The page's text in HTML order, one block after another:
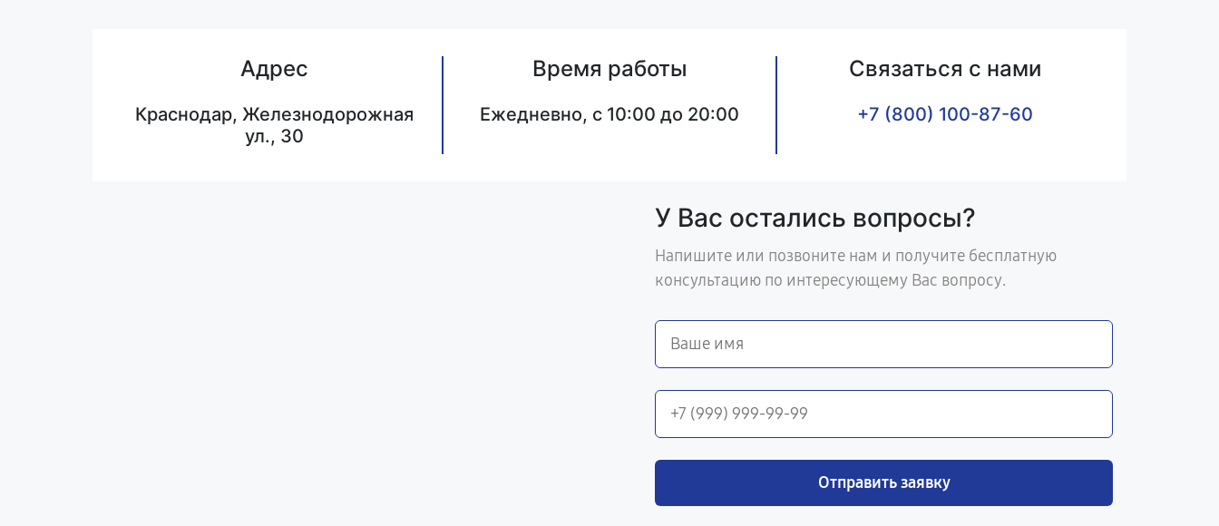
Адрес
Краснодар, Железнодорожная
ул., 30
Время работы
Ежедневно, с 10:00 до 20:00
Связаться с нами
+7 (800) 100-87-60
У Вас остались вопросы?
Напишите или позвоните нам и получите бесплатную
консультацию по интересующему Вас вопросу.
Отправить заявку